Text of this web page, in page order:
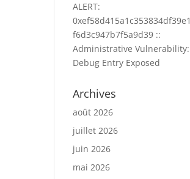
ALERT:
0xef58d415a1c353834df39e1
f6d3c947b7f5a9d39 ::
Administrative Vulnerability:
Debug Entry Exposed
Archives
août 2026
juillet 2026
juin 2026
mai 2026